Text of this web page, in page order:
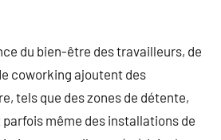
du bien-être des travailleurs, de
coworking ajoutent des
tels que des zones de détente,
même des installations de